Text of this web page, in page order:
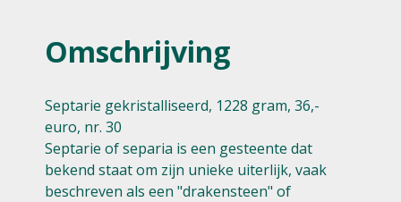
Omschrijving
Septarie gekristalliseerd, 1228 gram, 36,-
euro, nr. 30
Septarie of separia is een gesteente dat
bekend staat om zijn unieke uiterlijk, vaak
beschreven als een "drakensteen" of